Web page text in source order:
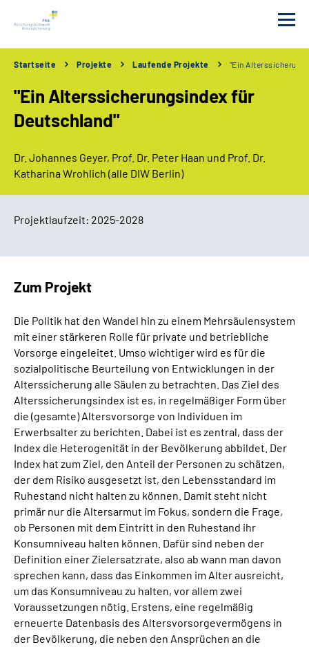
Förderungen
Tagungen
Publikationen
Gebärdensprache
Erklärung zur Barrierefreiheit in Leichter Sprache
Erweiterte Suche
Startseite Projekte Laufende Projekte "Ein
"Ein Alterssicherungsindex für
Deutschland"
Dr. Johannes Geyer, Prof. Dr. Peter Haan und Prof. Dr.
Katharina Wrohlich (alle DIW Berlin)
Projektlaufzeit: 2025-2028
Zum Projekt
Die Politik hat den Wandel hin zu einem Mehrsäulensystem
mit einer stärkeren Rolle für private und betriebliche
Vorsorge eingeleitet. Umso wichtiger wird es für die
sozialpolitische Beurteilung von Entwicklungen in der
Alterssicherung alle Säulen zu betrachten. Das Ziel des
Alterssicherungsindex ist es, in regelmäßiger Form über
die (gesamte) Altersvorsorge von Individuen im
Erwerbsalter zu berichten. Dabei ist es zentral, dass der
Index die Heterogenität in der Bevölkerung abbildet. Der
Index hat zum Ziel, den Anteil der Personen zu schätzen,
der dem Risiko ausgesetzt ist, den Lebensstandard im
Ruhestand nicht halten zu können. Damit steht nicht
primär nur die Altersarmut im Fokus, sondern die Frage,
ob Personen mit dem Eintritt in den Ruhestand ihr
Konsumniveau halten können. Dafür sind neben der
Definition einer Zielersatzrate, also ab wann man davon
sprechen kann, dass das Einkommen im Alter ausreicht,
um das Konsumniveau zu halten, vor allem zwei
Voraussetzungen nötig. Erstens, eine regelmäßig
erneuerte Datenbasis des Altersvorsorgevermögens in
der Bevölkerung, die neben den Ansprüchen an die